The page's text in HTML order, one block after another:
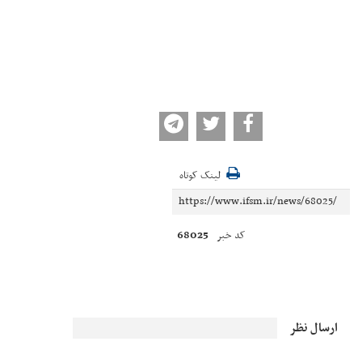
لینک کوتاه
کد خبر 68025
ارسال نظر